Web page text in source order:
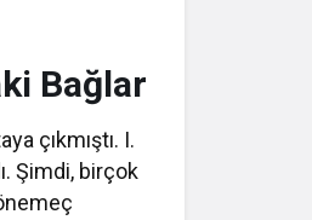
Bağlar
çıkmıştı. I.
Şimdi, birçok